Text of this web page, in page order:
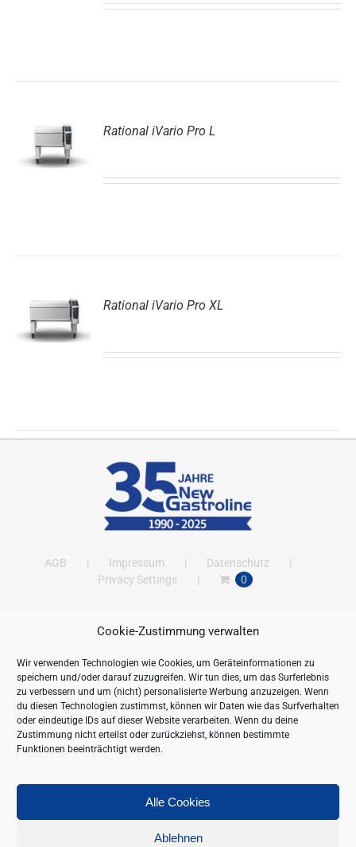
Cookie-Zustimmung verwalten
Wir verwenden Technologien wie Cookies, um Geräteinformationen zu
speichern und/oder darauf zuzugreifen. Wir tun dies, um das Surferlebnis
zu verbessern und um (nicht) personalisierte Werbung anzuzeigen. Wenn
du diesen Technologien zustimmst, können wir Daten wie das Surfverhalten
oder eindeutige IDs auf dieser Website verarbeiten. Wenn du deine
Zustimmung nicht erteilst oder zurückziehst, können bestimmte
Funktionen beeinträchtigt werden.
Alle Cookies
Ablehnen
DETAILS
Rational iVario Pro L
DETAILS
Rational iVario Pro XL
AGB Impressum
Datenschutz
Privacy Settings
0
ANSCHRIFT
New Gastroline GmbH
Barthestraße 115
18356 Barth
Deutschland/Germany
Öffnungszeiten:
Mo. - Fr. 09.00 bis 16.00 Uhr
https://www.newgastroline.de